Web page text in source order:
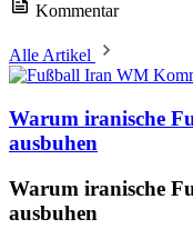
Kommentar
Alle Artikel
Warum iranische
ausbuhen
Warum iranische
ausbuhen